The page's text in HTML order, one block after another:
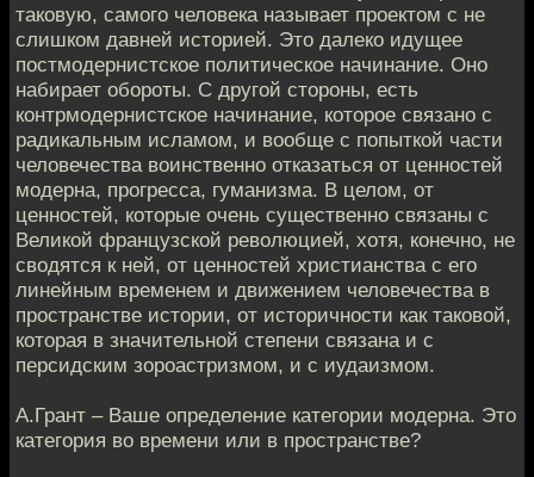
таковую, самого человека называет проектом с не
слишком давней историей. Это далеко идущее
постмодернистское политическое начинание. Оно
набирает обороты. С другой стороны, есть
контрмодернистское начинание, которое связано с
радикальным исламом, и вообще с попыткой части
человечества воинственно отказаться от ценностей
модерна, прогресса, гуманизма. В целом, от
ценностей, которые очень существенно связаны с
Великой французской революцией, хотя, конечно, не
сводятся к ней, от ценностей христианства с его
линейным временем и движением человечества в
пространстве истории, от историчности как таковой,
которая в значительной степени связана и с
персидским зороастризмом, и с иудаизмом.
А.Грант – Ваше определение категории модерна. Это
категория во времени или в пространстве?